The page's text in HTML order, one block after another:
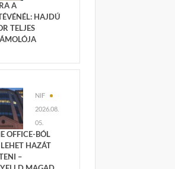
A
HAJDÚ
TELJES
NIF
2026.08.
05.
OFFICE-BÓL
HAZÁT
–